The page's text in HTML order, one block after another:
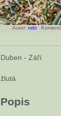
Autor: robi
Duben - Září
žlutá
Popis